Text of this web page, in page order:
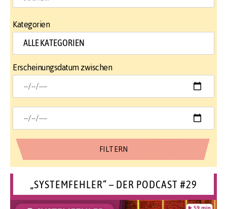
Kategorien
Erscheinungsdatum zwischen
„SYSTEMFEHLER“ – DER PODCAST #29